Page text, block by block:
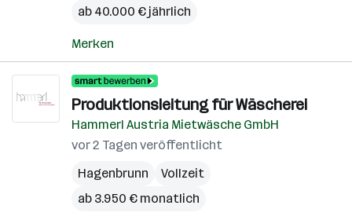
ab 40.000 € jährlich
Merken
Produktionsleitung für Wäscherei
Hammerl Austria Mietwäsche GmbH
vor 2 Tagen veröffentlicht
Hagenbrunn
Vollzeit
ab 3.950 € monatlich